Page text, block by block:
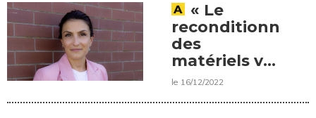
« Le
des
matériels va
transformer
le 16/12/2022